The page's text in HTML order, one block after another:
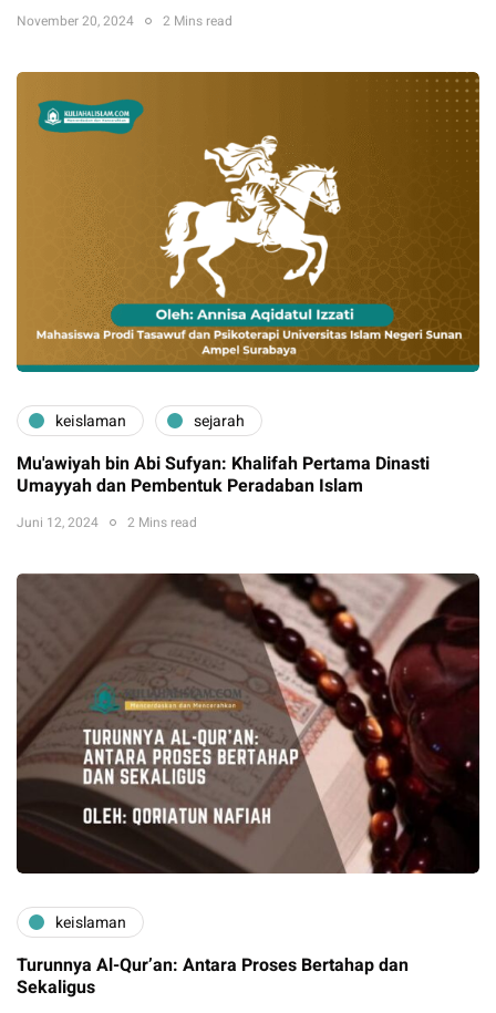
November 20, 2024 2 Mins read
keislaman sejarah
Mu'awiyah bin Abi Sufyan: Khalifah Pertama Dinasti
Umayyah dan Pembentuk Peradaban Islam
Juni 12, 2024 2 Mins read
keislaman
Turunnya Al-Qur’an: Antara Proses Bertahap dan
Sekaligus